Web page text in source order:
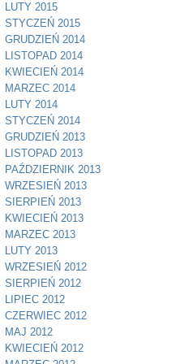
LUTY 2015
STYCZEŃ 2015
GRUDZIEŃ 2014
LISTOPAD 2014
KWIECIEŃ 2014
MARZEC 2014
LUTY 2014
STYCZEŃ 2014
GRUDZIEŃ 2013
LISTOPAD 2013
PAŹDZIERNIK 2013
WRZESIEŃ 2013
SIERPIEŃ 2013
KWIECIEŃ 2013
MARZEC 2013
LUTY 2013
WRZESIEŃ 2012
SIERPIEŃ 2012
LIPIEC 2012
CZERWIEC 2012
MAJ 2012
KWIECIEŃ 2012